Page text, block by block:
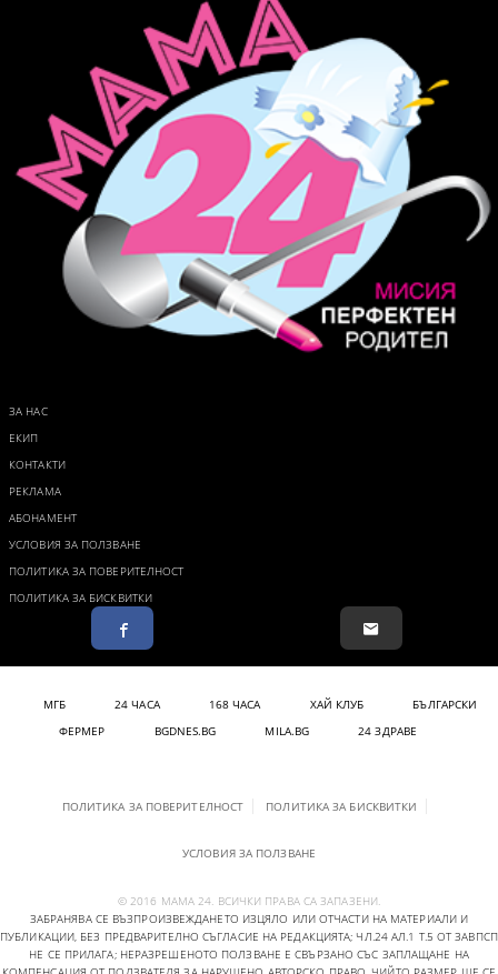
ЗА НАС
ЕКИП
КОНТАКТИ
РЕКЛАМА
АБОНАМЕНТ
УСЛОВИЯ ЗА ПОЛЗВАНЕ
ПОЛИТИКА ЗА ПОВЕРИТЕЛНОСТ
ПОЛИТИКА ЗА БИСКВИТКИ
МГБ 24 ЧАСА 168 ЧАСА ХАЙ КЛУБ
БЪЛГАРСКИ
ФЕРМЕР
BGDNES.BG MILA.BG 24 ЗДРАВЕ
ПОЛИТИКА ЗА ПОВЕРИТЕЛНОСТ ПОЛИТИКА ЗА БИСКВИТКИ
УСЛОВИЯ ЗА ПОЛЗВАНЕ
© 2016 МАМА 24. ВСИЧКИ ПРАВА СА ЗАПАЗЕНИ.
ЗАБРАНЯВА СЕ ВЪЗПРОИЗВЕЖДАНЕТО ИЗЦЯЛО ИЛИ ОТЧАСТИ НА МАТЕРИАЛИ И
ПУБЛИКАЦИИ, БЕЗ ПРЕДВАРИТЕЛНО СЪГЛАСИЕ НА РЕДАКЦИЯТА; ЧЛ.24 АЛ.1 Т.5 ОТ ЗАВПСП
НЕ СЕ ПРИЛАГА; НЕРАЗРЕШЕНОТО ПОЛЗВАНЕ Е СВЪРЗАНО СЪС ЗАПЛАЩАНЕ НА